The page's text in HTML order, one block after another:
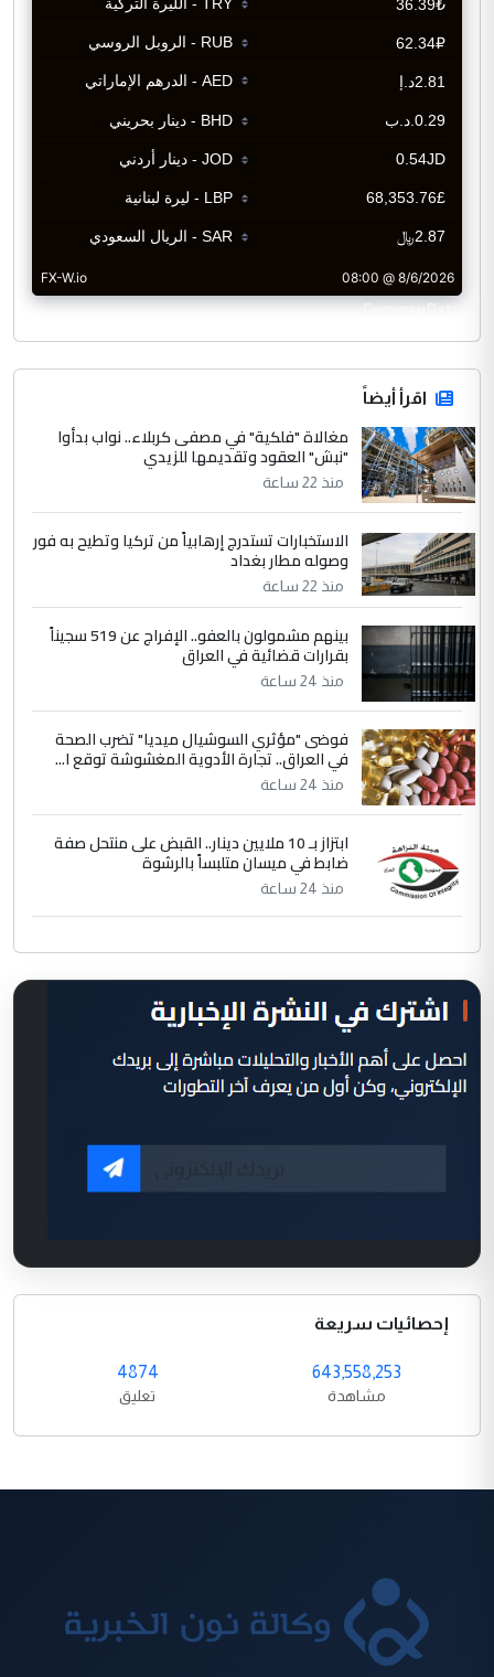
CurrencyRate
اقرأ أيضاً
مغالاة "فلكية" في مصفى كربلاء.. نواب بدأوا
"نبش" العقود وتقديمها للزيدي
منذ 22 ساعة
الاستخبارات تستدرج إرهابياً من تركيا وتطيح به فور
وصوله مطار بغداد
منذ 22 ساعة
بينهم مشمولون بالعفو.. الإفراج عن 519 سجيناً
بقرارات قضائية في العراق
منذ 24 ساعة
فوضى "مؤثري السوشيال ميديا" تضرب الصحة
في العراق.. تجارة الأدوية المغشوشة توقع ا...
منذ 24 ساعة
ابتزاز بـ 10 ملايين دينار.. القبض على منتحل صفة
ضابط في ميسان متلبساً بالرشوة
منذ 24 ساعة
إحصائيات سريعة
643,558,253
مشاهدة
4874
تعليق